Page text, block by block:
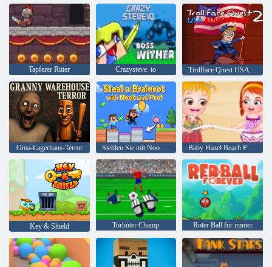
Tapferer Ritter Crazysteve. io Trollface Quest USA Adventure 2
Oma-Lagerhaus-Terror Stehlen Sie mit Noob und Pro einen Brainrot! Baby Hazel Beach Party
Key & Shield Torhüter Champ Roter Ball für immer